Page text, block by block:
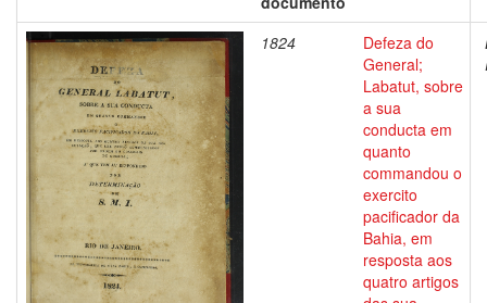
1824
Defeza do
General;
Labatut, sobre
a sua
conducta em
quanto
commandou o
exercito
pacificador da
Bahia, em
resposta aos
quatro artigos